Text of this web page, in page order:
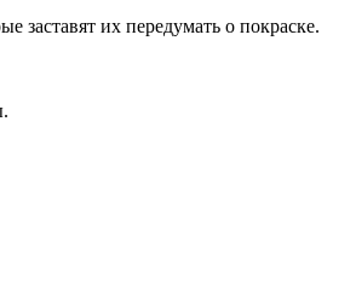
заставят их передумать о покраске.